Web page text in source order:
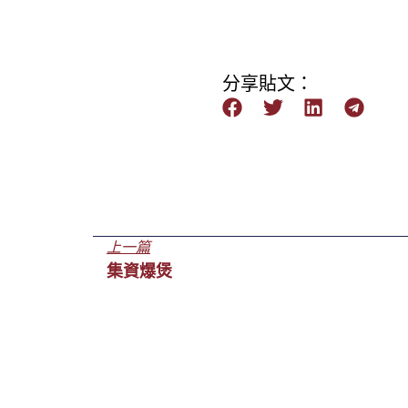
分享貼文：
上一篇
集資爆煲